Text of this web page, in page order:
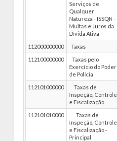
Serviços de
Qualquer
Natureza - ISSQN -
Multas e Juros da
Dívida Ativa
112000000000 Taxas
112100000000
Taxas pelo
Exercício do Poder
de Polícia
112101000000
Taxas de
Inspeção, Controle
e Fiscalização
112101010000
Taxas de
Inspeção, Controle
e Fiscalização -
Principal